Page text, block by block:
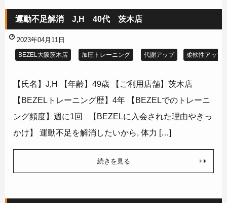
運動不足解消 J,H 40代 茨木店
2023年04月11日
BEZEL大阪茨木店 加圧トレーニング 代謝アップ 柔軟性アップ
【氏名】J,H 【年齢】49歳 【ご利用店舗】茨木店
【BEZELトレーニング歴】4年 【BEZELでのトレーニ
ング頻度】週に1回 【BEZELに入会された理由やきっ
かけ】 運動不足を解消したいから, 体力 […]
続きを見る